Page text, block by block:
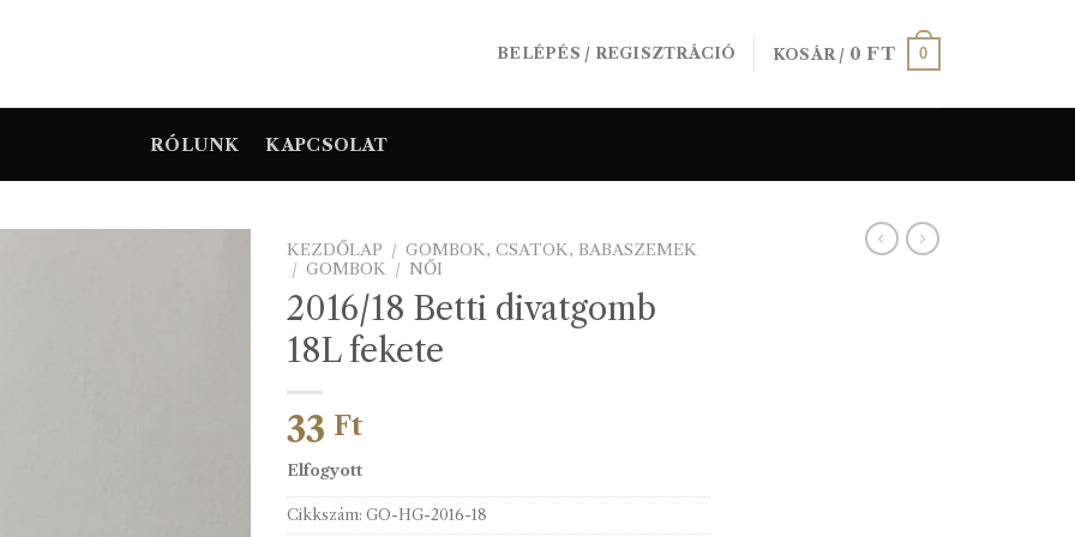
BELÉPÉS / REGISZTRÁCIÓ KOSÁR / 0FT 0
RÓLUNK KAPCSOLAT
KEZDŐLAP / GOMBOK, CSATOK, BABASZEMEK
/ GOMBOK / NŐI
2016/18 Betti divatgomb
18L fekete
33 Ft
Elfogyott
Cikkszám: GO-HG-2016-18